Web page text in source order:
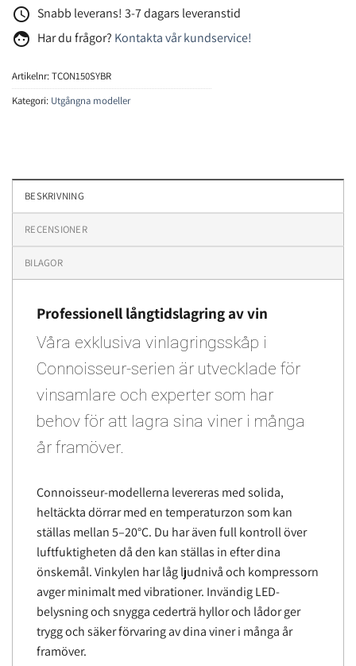
access_time Snabb leverans! 3-7 dagars leveranstid
face Har du frågor? Kontakta vår kundservice!
Artikelnr:TCON150SYBR
Kategori: Utgångna modeller
BESKRIVNING
RECENSIONER
BILAGOR
Professionell långtidslagring av vin
Våra exklusiva vinlagringsskåp i
Connoisseur-serien är utvecklade för
vinsamlare och experter som har
behov för att lagra sina viner i många
år framöver.
Connoisseur-modellerna levereras med solida,
heltäckta dörrar med en temperaturzon som kan
ställas mellan 5–20°C. Du har även full kontroll över
luftfuktigheten då den kan ställas in efter dina
önskemål. Vinkylen har låg ljudnivå och kompressorn
avger minimalt med vibrationer. Invändig LED-
belysning och snygga cederträ hyllor och lådor ger
trygg och säker förvaring av dina viner i många år
framöver.